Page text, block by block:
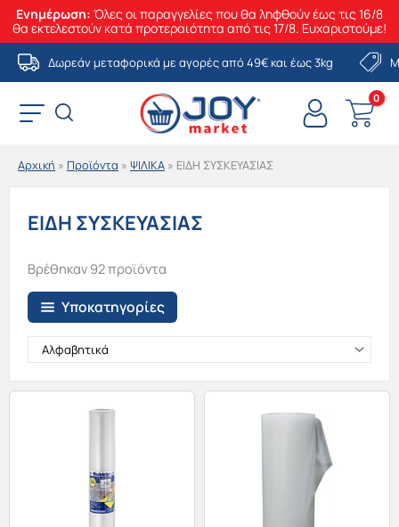
Ενημέρωση: Όλες οι παραγγελίες που θα ληφθούν έως τις 16/8
θα εκτελεστούν κατά προτεραιότητα από τις 17/8. Ευχαριστούμε!
Μετάβαση
στο
περιεχόμενο
Δωρεάν μεταφορικά με αγορές από 49€ και έως 3kg
Αρχική » Προϊόντα » ΨΙΛΙΚΑ » ΕΙΔΗ ΣΥΣΚΕΥΑΣΙΑΣ
ΕΙΔΗ ΣΥΣΚΕΥΑΣΙΑΣ
Υποκατηγορίες
Βρέθηκαν 92 προϊόντα